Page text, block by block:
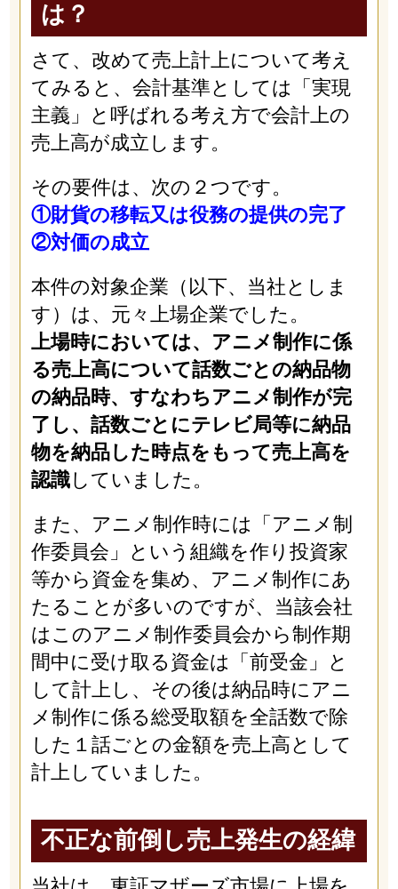
は？
さて、改めて売上計上について考え
てみると、会計基準としては「実現
主義」と呼ばれる考え方で会計上の
売上高が成立します。
その要件は、次の２つです。
①財貨の移転又は役務の提供の完了
②対価の成立
本件の対象企業（以下、当社としま
す）は、元々上場企業でした。
上場時においては、アニメ制作に係
る売上高について話数ごとの納品物
の納品時、すなわちアニメ制作が完
了し、話数ごとにテレビ局等に納品
物を納品した時点をもって売上高を
認識していました。
また、アニメ制作時には「アニメ制
作委員会」という組織を作り投資家
等から資金を集め、アニメ制作にあ
たることが多いのですが、当該会社
はこのアニメ制作委員会から制作期
間中に受け取る資金は「前受金」と
して計上し、その後は納品時にアニ
メ制作に係る総受取額を全話数で除
した１話ごとの金額を売上高として
計上していました。
不正な前倒し売上発生の経緯